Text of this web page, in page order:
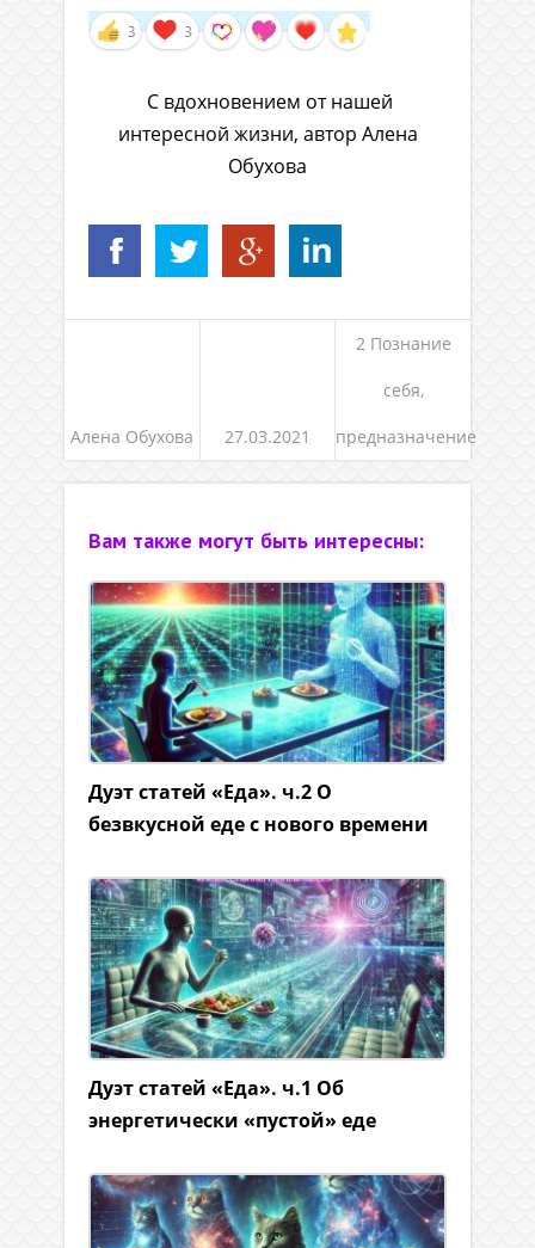
С вдохновением от нашей
интересной жизни, автор Алена
Обухова
Алена Обухова 27.03.2021
2 Познание
себя,
предназначение
Вам также могут быть интересны:
Дуэт статей «Еда». ч.2 О
безвкусной еде с нового времени
Дуэт статей «Еда». ч.1 Об
энергетически «пустой» еде